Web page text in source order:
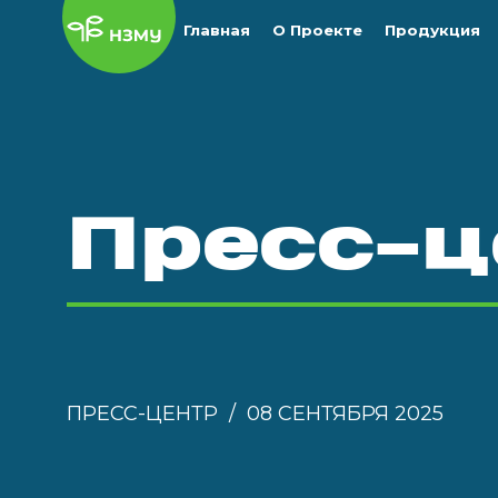
Главная О Проекте Продукция
Пресс-
ПРЕСС-ЦЕНТР 08 СЕНТЯБРЯ 2025